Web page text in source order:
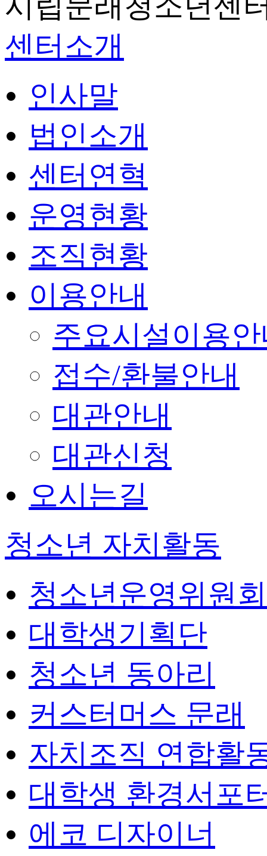
센터소개
인사말
법인소개
센터연혁
운영현황
조직현황
이용안내
주요시설이용
접수/환불안내
대관안내
대관신청
오시는길
청소년 자치활동
청소년운영위원회
대학생기획단
청소년 동아리
커스터머스 문래
자치조직 연합활
대학생 환경서포
에코 디자이너